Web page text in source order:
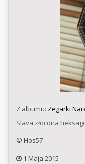
Z albumu: Zegarki
Slava złocona
© Hos57
1 Maja 2015